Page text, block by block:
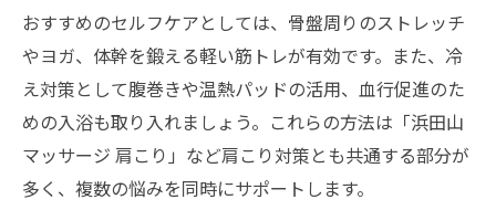
おすすめのセルフケアとしては、骨盤周りのストレッチ
やヨガ、体幹を鍛える軽い筋トレが有効です。また、冷
え対策として腹巻きや温熱パッドの活用、血行促進のた
めの入浴も取り入れましょう。これらの方法は「浜田山
マッサージ 肩こり」など肩こり対策とも共通する部分が
多く、複数の悩みを同時にサポートします。